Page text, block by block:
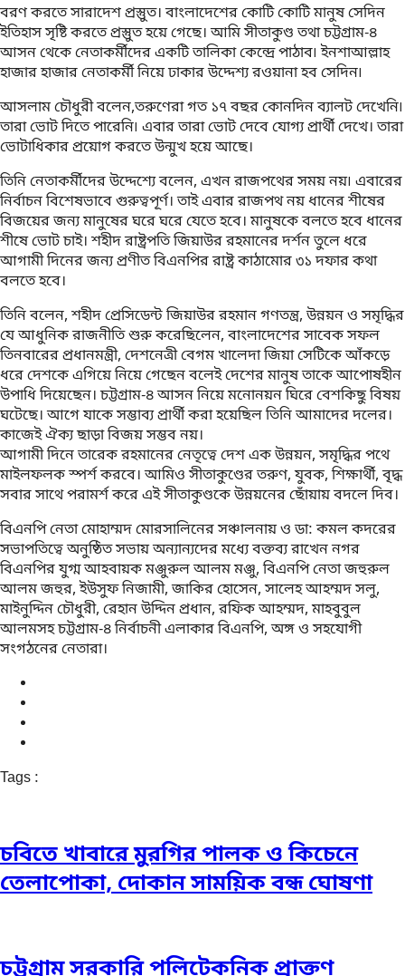
বরণ করতে সারাদেশ প্রস্তুুত। বাংলাদেশের কোটি কোটি মানুষ সেদিন
ইতিহাস সৃষ্টি করতে প্রস্তুুত হয়ে গেছে। আমি সীতাকুণ্ড তথা চট্টগ্রাম-৪
আসন থেকে নেতাকর্মীদের একটি তালিকা কেন্দ্রে পাঠাব৷ ইনশাআল্লাহ
হাজার হাজার নেতাকর্মী নিয়ে ঢাকার উদ্দেশ্য রওয়ানা হব সেদিন৷
আসলাম চৌধুরী বলেন,তরুণেরা গত ১৭ বছর কোনদিন ব্যালট দেখেনি৷
তারা ভোট দিতে পারেনি৷ এবার তারা ভোট দেবে যোগ্য প্রার্থী দেখে। তারা
ভোটাধিকার প্রয়োগ করতে উন্মুখ হয়ে আছে।
তিনি নেতাকর্মীদের উদ্দেশ্যে বলেন, এখন রাজপথের সময় নয়৷ এবারের
নির্বাচন বিশেষভাবে গুরুত্বপূর্ণ। তাই এবার রাজপথ নয় ধানের শীষের
বিজয়ের জন্য মানুষের ঘরে ঘরে যেতে হবে। মানুষকে বলতে হবে ধানের
শীষে ভোট চাই। শহীদ রাষ্ট্রপতি জিয়াউর রহমানের দর্শন তুলে ধরে
আগামী দিনের জন্য প্রণীত বিএনপির রাষ্ট্র কাঠামোর ৩১ দফার কথা
বলতে হবে।
তিনি বলেন, শহীদ প্রেসিডেন্ট জিয়াউর রহমান গণতন্ত্র, উন্নয়ন ও সমৃদ্ধির
যে আধুনিক রাজনীতি শুরু করেছিলেন, বাংলাদেশের সাবেক সফল
তিনবারের প্রধানমন্ত্রী, দেশনেত্রী বেগম খালেদা জিয়া সেটিকে আঁকড়ে
ধরে দেশকে এগিয়ে নিয়ে গেছেন বলেই দেশের মানুষ তাকে আপোষহীন
উপাধি দিয়েছেন। চট্টগ্রাম-৪ আসন নিয়ে মনোনয়ন ঘিরে বেশকিছু বিষয়
ঘটেছে। আগে যাকে সম্ভাব্য প্রার্থী করা হয়েছিল তিনি আমাদের দলের।
কাজেই ঐক্য ছাড়া বিজয় সম্ভব নয়।
আগামী দিনে তারেক রহমানের নেতৃত্বে দেশ এক উন্নয়ন, সমৃদ্ধির পথে
মাইলফলক স্পর্শ করবে। আমিও সীতাকুণ্ডের তরুণ, যুবক, শিক্ষার্থী, বৃদ্ধ
সবার সাথে পরামর্শ করে এই সীতাকুণ্ডকে উন্নয়নের ছোঁয়ায় বদলে দিব।
বিএনপি নেতা মোহাম্মদ মোরসালিনের সঞ্চালনায় ও ডা: কমল কদরের
সভাপতিত্বে অনুষ্ঠিত সভায় অন্যান্যদের মধ্যে বক্তব্য রাখেন নগর
বিএনপির যুগ্ম আহবায়ক মঞ্জুরুল আলম মঞ্জু, বিএনপি নেতা জহুরুল
আলম জহুর, ইউসুফ নিজামী, জাকির হোসেন, সালেহ আহম্মদ সলু,
মাইনুদ্দিন চৌধুরী, রেহান উদ্দিন প্রধান, রফিক আহম্মদ, মাহবুবুল
আলমসহ চট্টগ্রাম-৪ নির্বাচনী এলাকার বিএনপি, অঙ্গ ও সহযোগী
সংগঠনের নেতারা।
Tags :
চবিতে খাবারে মুরগির পালক ও কিচেনে
তেলাপোকা, দোকান সাময়িক বন্ধ ঘোষণা
চট্টগ্রাম সরকারি পলিটেকনিক প্রাক্তণ